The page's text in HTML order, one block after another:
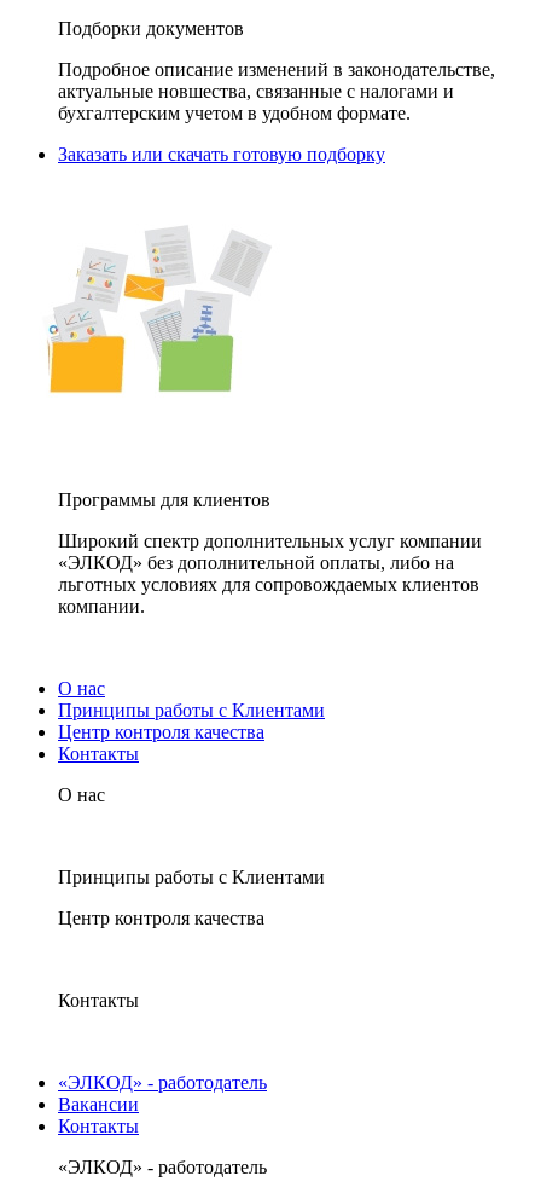
Подборки документов
Подробное описание изменений в законодательстве,
актуальные новшества, связанные с налогами и
бухгалтерским учетом в удобном формате.
Заказать или скачать готовую подборку
Программы для клиентов
Широкий спектр дополнительных услуг компании
«ЭЛКОД» без дополнительной оплаты, либо на
льготных условиях для сопровождаемых клиентов
компании.
О нас
Принципы работы с Клиентами
Центр контроля качества
Контакты
О нас
Принципы работы с Клиентами
Центр контроля качества
Контакты
«ЭЛКОД» - работодатель
Вакансии
Контакты
«ЭЛКОД» - работодатель